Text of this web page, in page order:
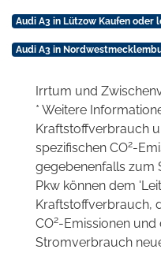
Audi A3 in Lützow Kaufen oder
Audi A3 in
Irrtum und
* Weitere
Kraftstoffverbrauch
spezifischen CO2-
gegebenenfalls zum
Pkw können dem
Kraftstoffverbrauch,
CO2-Emissionen und
Stromverbrauch